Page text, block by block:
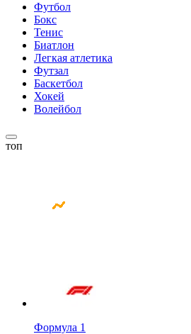
Футбол
Бокс
Тенис
Биатлон
Легкая атлетика
Футзал
Баскетбол
Хокей
Волейбол
топ
Формула 1